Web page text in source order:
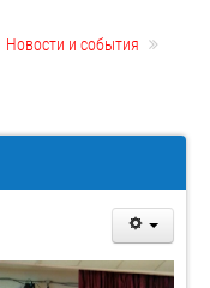
Новости и события